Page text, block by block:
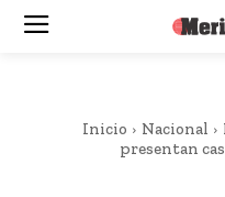
Inicio Nacional
presentan